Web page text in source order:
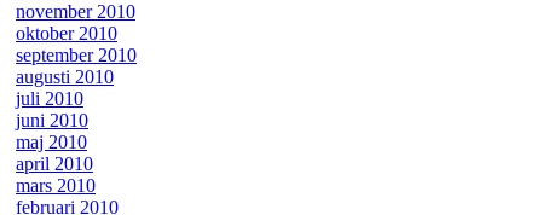
november 2010
oktober 2010
september 2010
augusti 2010
juli 2010
juni 2010
maj 2010
april 2010
mars 2010
februari 2010